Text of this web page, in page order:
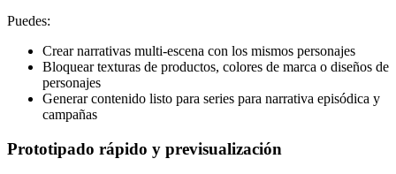
Puedes:
Crear narrativas multi-escena con los mismos personajes
Bloquear texturas de productos, colores de marca o diseños de
personajes
Generar contenido listo para series para narrativa episódica y
campañas
Prototipado rápido y previsualización